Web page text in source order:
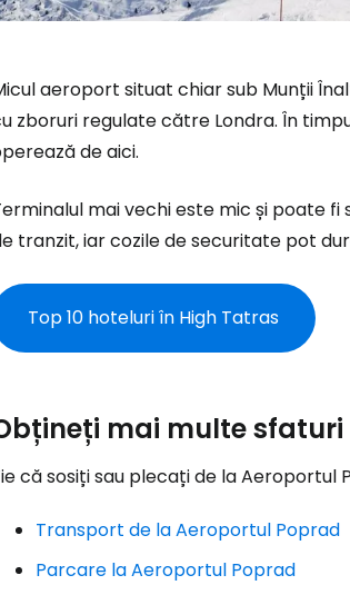
aeroport situat chiar sub Munții
zboruri regulate către Londra. În
de aici.
mai vechi este mic și poate fi
tranzit, iar cozile de securitate pot
Top 10 hoteluri în High Tatras
mai multe
că sosiți sau plecați de la
Transport de la Aeroportul Poprad
Parcare la Aeroportul Poprad
... comunitatea